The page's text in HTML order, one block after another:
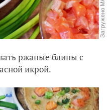
ржаные блины с
икрой.